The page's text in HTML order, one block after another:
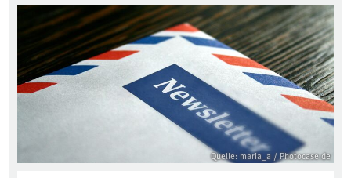
Quelle: maria_a / Photocase.de